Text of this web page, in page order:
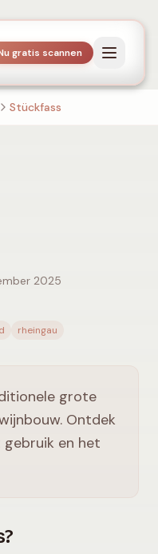
gratis scannen
Stückfass
2025
rheingau
grote
Ontdek
gebruik en het